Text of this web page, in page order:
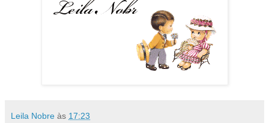
Leila Nobre às 17:23